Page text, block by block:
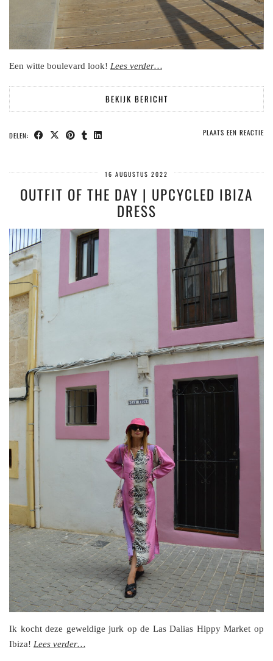
Een witte boulevard look! Lees verder…
BEKIJK BERICHT
DELEN: PLAATS EEN REACTIE
16 AUGUSTUS 2022
OUTFIT OF THE DAY | UPCYCLED IBIZA
DRESS
Ik kocht deze geweldige jurk op de Las Dalias Hippy Market op
Ibiza! Lees verder…